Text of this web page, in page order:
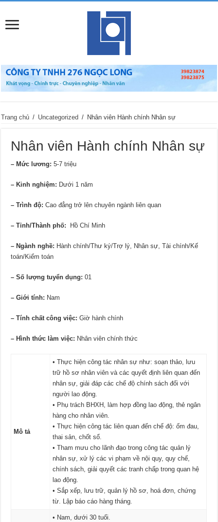
Trang chủ / Uncategorized / Nhân viên Hành chính Nhân sự
Nhân viên Hành chính Nhân sự
– Mức lương:5-7 triệu
– Kinh nghiệm: Dưới 1 năm
– Trình độ:Cao đẳng trở lên chuyên ngành liên quan
– Tỉnh/Thành phố: Hồ Chí Minh
– Ngành nghề: Hành chính/Thư ký/Trợ lý, Nhân sự, Tài chính/Kế
toán/Kiểm toán
– Số lượng tuyển dụng:01
– Giới tính: Nam
– Tính chất công việc:Giờ hành chính
– Hình thức làm việc: Nhân viên chính thức
Mô tả
• Thực hiện công tác nhân sự như: soạn thảo, lưu
trữ hồ sơ nhân viên và các quyết định liên quan đến
nhân sự, giải đáp các chế độ chính sách đối với
người lao động.
• Phụ trách BHXH, làm hợp đồng lao động, thẻ ngân
hàng cho nhân viên.
• Thực hiện công tác liên quan đến chế độ: ốm đau,
thai sản, chốt sổ.
• Tham mưu cho lãnh đạo trong công tác quản lý
nhân sự, xử lý các vi phạm về nội quy, quy chế,
chính sách, giải quyết các tranh chấp trong quan hệ
lao động.
• Sắp xếp, lưu trữ, quản lý hồ sơ, hoá đơn, chứng
từ. Lập báo cáo hàng tháng.
• Nam, dưới 30 tuổi.